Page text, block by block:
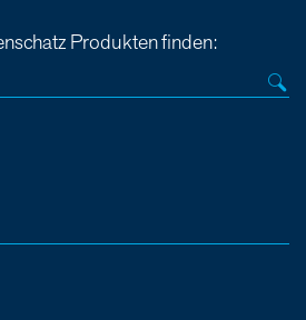
Produkten finden: